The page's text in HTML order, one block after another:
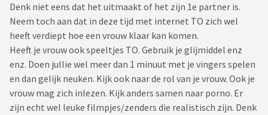
Denk niet eens dat het uitmaakt of het zijn 1e partner is.
Neem toch aan dat in deze tijd met internet TO zich wel
heeft verdiept hoe een vrouw klaar kan komen.
Heeft je vrouw ook speeltjes TO. Gebruik je glijmiddel enz
enz. Doen jullie wel meer dan 1 minuut met je vingers spelen
en dan gelijk neuken. Kijk ook naar de rol van je vrouw. Ook je
vrouw mag zich inlezen. Kijk anders samen naar porno. Er
zijn echt wel leuke filmpjes/zenders die realistisch zijn. Denk